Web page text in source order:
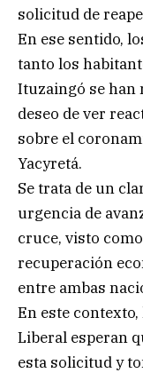
solicitud de
En ese sentido,
tanto los
Ituzaingó se han
deseo de ver
sobre el
Yacyretá.
Se trata de un
urgencia de
cruce, visto
recuperación
entre ambas
En este
Liberal esperan
esta solicitud y